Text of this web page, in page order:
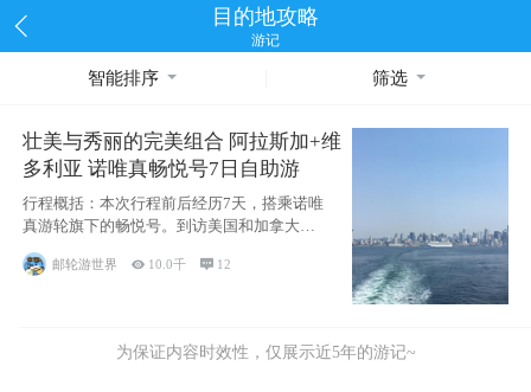
目的地攻略
游记
智能排序 筛选
壮美与秀丽的完美组合 阿拉斯加+维
多利亚 诺唯真畅悦号7日自助游
行程概括：本次行程前后经历7天，搭乘诺唯
真游轮旗下的畅悦号。到访美国和加拿大的4
个州/省：美国华盛顿州
邮轮游世界  10.0千  12
为保证内容时效性，仅展示近5年的游记~